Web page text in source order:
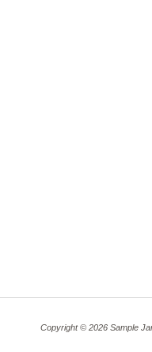
Copyright © 2026 Sample